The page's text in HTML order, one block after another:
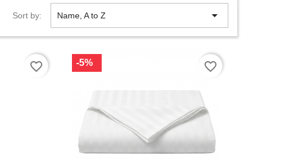
Sort by: Name, A to Z 
favorite_border -5% favorite_border